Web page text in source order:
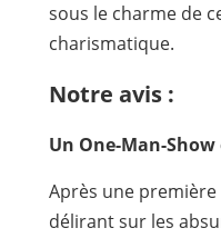
sous le charme de
charismatique.
Notre avis :
Un One-Man-
Après une
délirant sur les